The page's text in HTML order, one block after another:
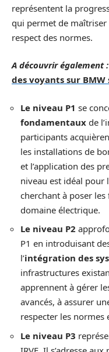
représentent la
qui permet de maîtriser
respect des normes.
A découvrir également :
des voyants sur
Le niveau P1 se
fondamentaux de
participants
les installations de
et l’application des
niveau est idéal pour
cherchant à poser
domaine électrique.
Le niveau P2
P1 en introduisant
l’intégration des
infrastructures
apprennent à gérer
avancés, à assurer
respecter les normes
Le niveau P3